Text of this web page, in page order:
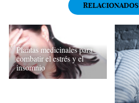
RELACIONADOS
Plantas medicinales para
combatir el estrés y el
insomnio